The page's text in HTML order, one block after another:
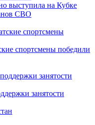
выступила на Кубке
СВО
спортсмены победили
занятости